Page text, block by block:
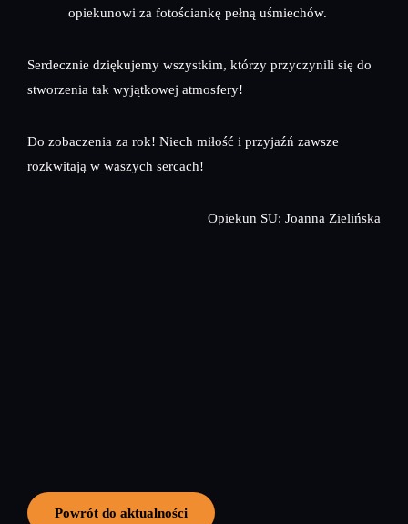
opiekunowi za fotościankę pełną uśmiechów.
Serdecznie dziękujemy wszystkim, którzy przyczynili się do
stworzenia tak wyjątkowej atmosfery!
Do zobaczenia za rok! Niech miłość i przyjaźń zawsze
rozkwitają w waszych sercach!
Opiekun SU: Joanna Zielińska
Powrót do aktualności